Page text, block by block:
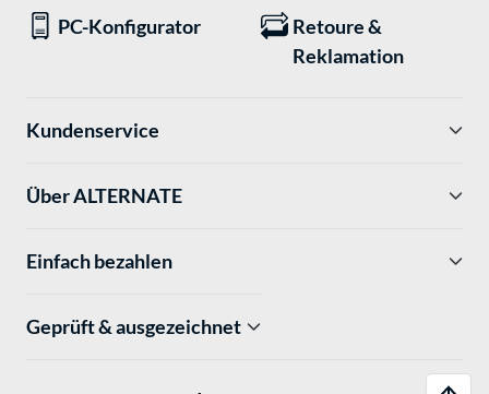
PC-Konfigurator
Retoure &
Reklamation
Kundenservice
Über ALTERNATE
Einfach bezahlen
Geprüft & ausgezeichnet